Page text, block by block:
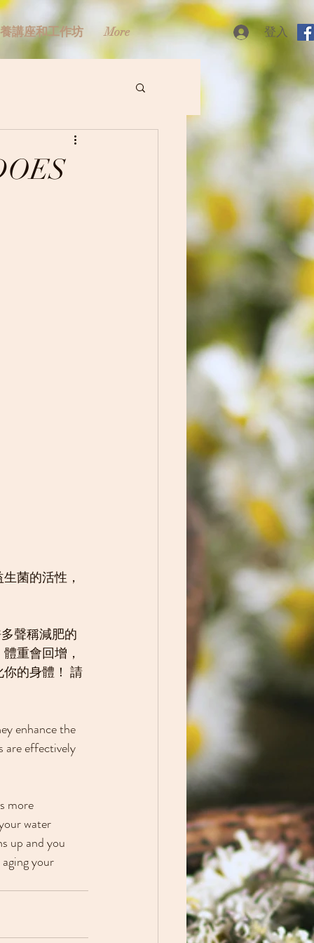
講座和工作坊 More 登入
菌的活性，
聲稱減肥的
重會回增，
的身體！ 請
enhance the
are effectively
more
water
up and you
your